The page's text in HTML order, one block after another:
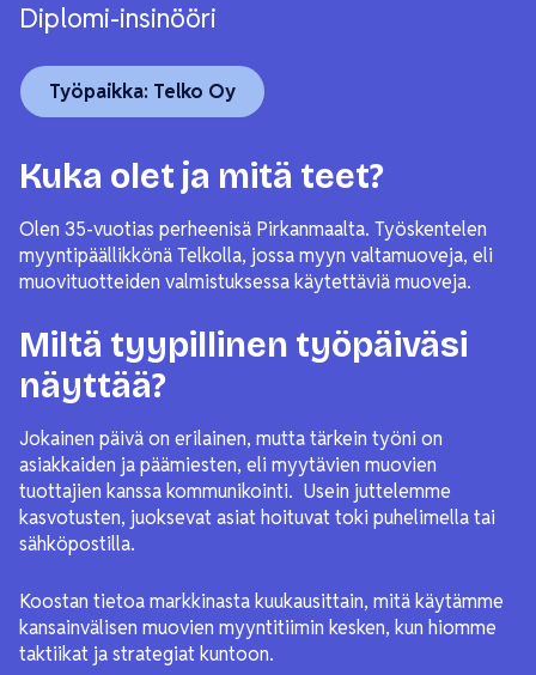
Diplomi-insinööri
Työpaikka: Telko Oy
Kuka olet ja mitä teet?
Olen 35-vuotias perheenisä Pirkanmaalta. Työskentelen
myyntipäällikkönä Telkolla, jossa myyn valtamuoveja, eli
muovituotteiden valmistuksessa käytettäviä muoveja.
Miltä tyypillinen työpäiväsi
näyttää?
Jokainen päivä on erilainen, mutta tärkein työni on
asiakkaiden ja päämiesten, eli myytävien muovien
tuottajien kanssa kommunikointi. Usein juttelemme
kasvotusten, juoksevat asiat hoituvat toki puhelimella tai
sähköpostilla.
Koostan tietoa markkinasta kuukausittain, mitä käytämme
kansainvälisen muovien myyntitiimin kesken, kun hiomme
taktiikat ja strategiat kuntoon.